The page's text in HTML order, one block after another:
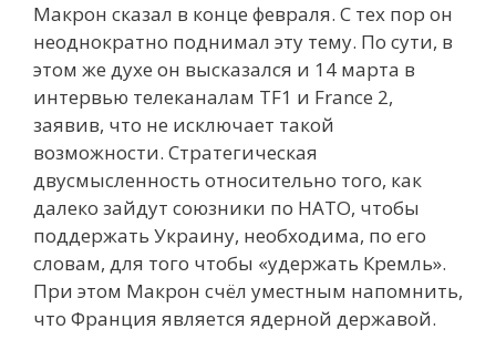
Макрон сказал в конце февраля. С тех пор он
неоднократно поднимал эту тему. По сути, в
этом же духе он высказался и 14 марта в
интервью телеканалам TF1 и France 2,
заявив, что не исключает такой
возможности. Стратегическая
двусмысленность относительно того, как
далеко зайдут союзники по НАТО, чтобы
поддержать Украину, необходима, по его
словам, для того чтобы «удержать Кремль».
При этом Макрон счёл уместным напомнить,
что Франция является ядерной державой.